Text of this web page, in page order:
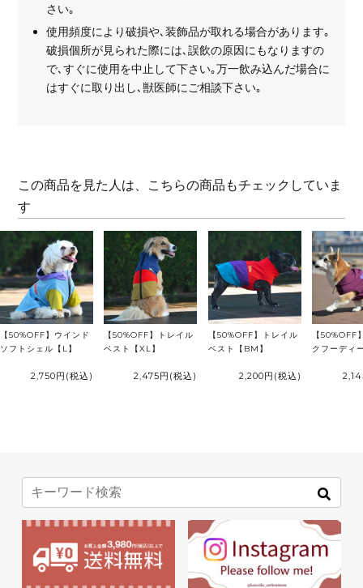
さい｡
使用頻度により破損や､装飾品が取れる場合があります｡
破損個所が見られた際には､誤飲の原因にもなりますの
で､すぐに使用を中止して下さい｡万一飲み込んだ場合に
はすぐに取り出し､獣医師にご相談下さい｡
この商品を見た人は、こちらの商品もチェックしていま
す
【50%OFF】ウインド
ソフトシェル【L】
2,750円 (税込)
【50%OFF】トレイル
ベスト【XL】
2,475円 (税込)
【50%OFF】トレイル
ベスト【BM】
2,200円 (税込)
【50%OFF
クフーディ